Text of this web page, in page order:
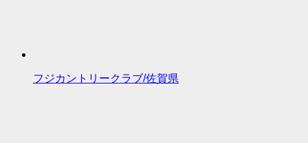
フジカントリークラブ/佐賀県